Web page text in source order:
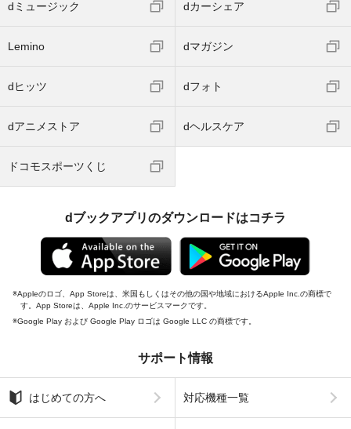
dミュージック dカーシェア
Lemino dマガジン
dヒッツ dフォト
dアニメストア dヘルスケア
ドコモスポーツくじ
dブックアプリのダウンロードはコチラ
Appleのロゴ、App Storeは、米国もしくはその他の国や地域におけるApple Inc.の商標で
す。App Storeは、Apple Inc.のサービスマークです。
Google Play および Google Play ロゴは Google LLC の商標です。
サポート情報
はじめての方へ 対応機種一覧